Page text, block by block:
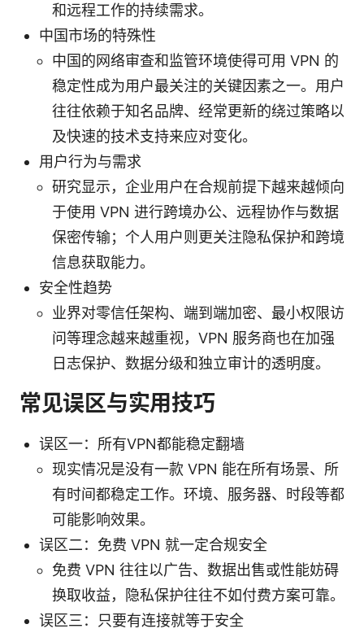
和远程工作的持续需求。
中国市场的特殊性
中国的网络审查和监管环境使得可用 VPN 的
稳定性成为用户最关注的关键因素之一。用户
往往依赖于知名品牌、经常更新的绕过策略以
及快速的技术支持来应对变化。
用户行为与需求
研究显示，企业用户在合规前提下越来越倾向
于使用 VPN 进行跨境办公、远程协作与数据
保密传输；个人用户则更关注隐私保护和跨境
信息获取能力。
安全性趋势
业界对零信任架构、端到端加密、最小权限访
问等理念越来越重视，VPN 服务商也在加强
日志保护、数据分级和独立审计的透明度。
常见误区与实用技巧
误区一：所有VPN都能稳定翻墙
现实情况是没有一款 VPN 能在所有场景、所
有时间都稳定工作。环境、服务器、时段等都
可能影响效果。
误区二：免费 VPN 就一定合规安全
免费 VPN 往往以广告、数据出售或性能妨碍
换取收益，隐私保护往往不如付费方案可靠。
误区三：只要有连接就等于安全